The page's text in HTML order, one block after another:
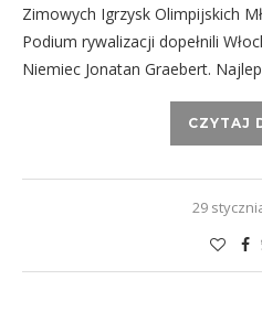
Zimowych Igrzysk Olimpijskich
Podium rywalizacji dopełnili
Niemiec Jonatan Graebert.
CZYTAJ
29